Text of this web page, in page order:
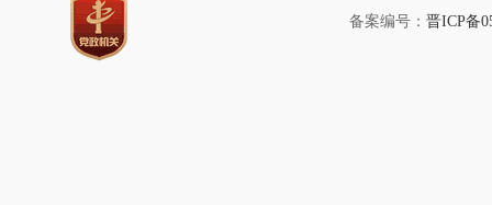
备案编号： 晋ICP备